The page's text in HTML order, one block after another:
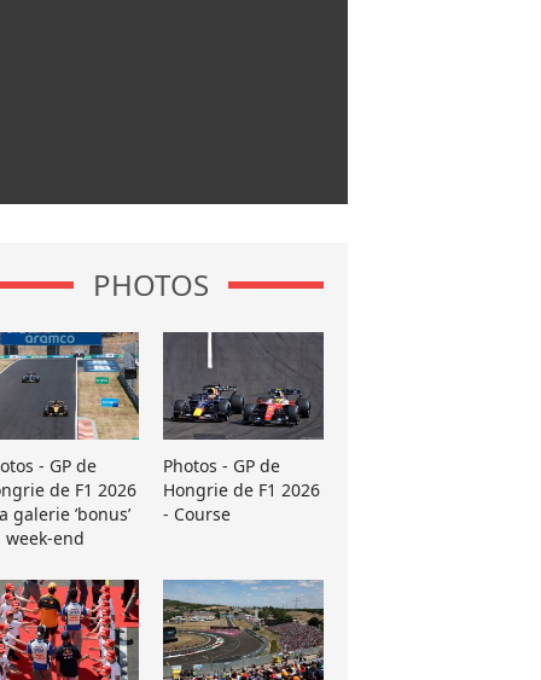
PHOTOS
- GP de
de F1 2026
galerie ’bonus’
week-end
Photos - GP de
Hongrie de F1 2026
- Course